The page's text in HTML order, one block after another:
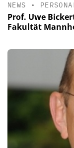
NEWS •
Prof. Uwe
Fakultät